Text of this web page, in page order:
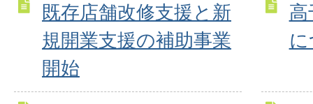
既存店舗改修支援と新
規開業支援の補助事業
開始